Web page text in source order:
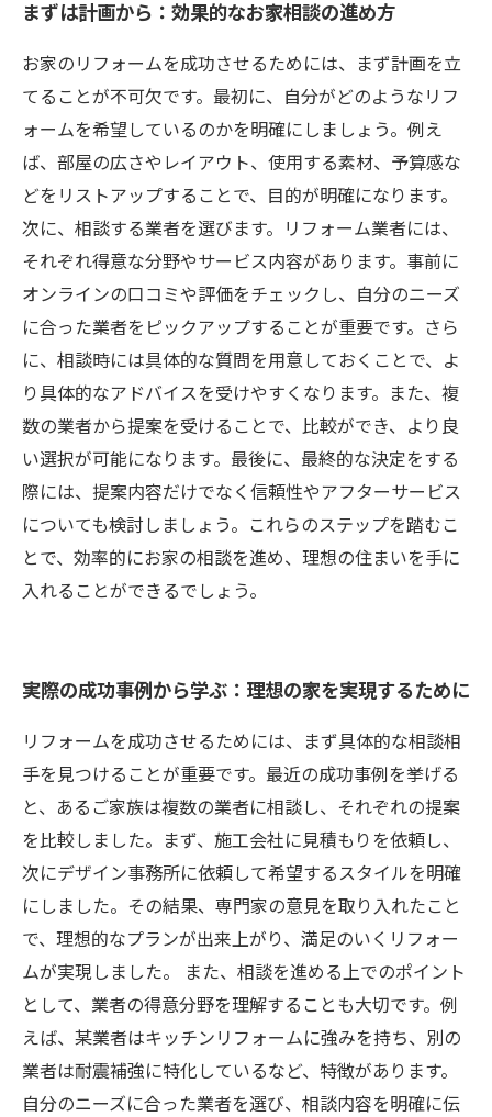
まずは計画から：効果的なお家相談の進め方
お家のリフォームを成功させるためには、まず計画を立
てることが不可欠です。最初に、自分がどのようなリフ
ォームを希望しているのかを明確にしましょう。例え
ば、部屋の広さやレイアウト、使用する素材、予算感な
どをリストアップすることで、目的が明確になります。
次に、相談する業者を選びます。リフォーム業者には、
それぞれ得意な分野やサービス内容があります。事前に
オンラインの口コミや評価をチェックし、自分のニーズ
に合った業者をピックアップすることが重要です。さら
に、相談時には具体的な質問を用意しておくことで、よ
り具体的なアドバイスを受けやすくなります。また、複
数の業者から提案を受けることで、比較ができ、より良
い選択が可能になります。最後に、最終的な決定をする
際には、提案内容だけでなく信頼性やアフターサービス
についても検討しましょう。これらのステップを踏むこ
とで、効率的にお家の相談を進め、理想の住まいを手に
入れることができるでしょう。
実際の成功事例から学ぶ：理想の家を実現するために
リフォームを成功させるためには、まず具体的な相談相
手を見つけることが重要です。最近の成功事例を挙げる
と、あるご家族は複数の業者に相談し、それぞれの提案
を比較しました。まず、施工会社に見積もりを依頼し、
次にデザイン事務所に依頼して希望するスタイルを明確
にしました。その結果、専門家の意見を取り入れたこと
で、理想的なプランが出来上がり、満足のいくリフォー
ムが実現しました。 また、相談を進める上でのポイント
として、業者の得意分野を理解することも大切です。例
えば、某業者はキッチンリフォームに強みを持ち、別の
業者は耐震補強に特化しているなど、特徴があります。
自分のニーズに合った業者を選び、相談内容を明確に伝